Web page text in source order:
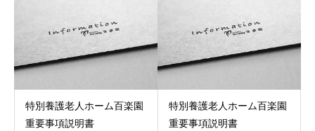
特別養護老人ホーム百楽園
重要事項説明書
特別養護老人ホーム百楽園
重要事項説明書